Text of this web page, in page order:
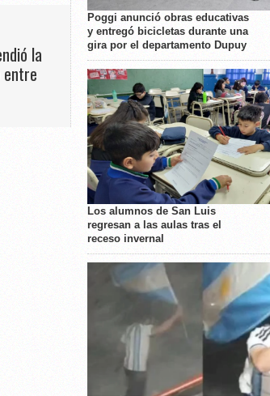
la
entre
Poggi anunció obras educativas
y entregó bicicletas durante una
gira por el departamento Dupuy
Los alumnos de San Luis
regresan a las aulas tras el
receso invernal